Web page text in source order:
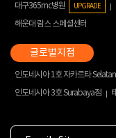
대구365mc병원 UPGRADE
해운대 람스 스페셜센터
인도네시아 1호 자카르타
인도네시아 3호 Surabaya점